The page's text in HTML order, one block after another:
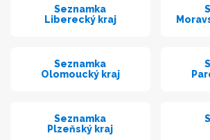
Seznamka
Liberecký kraj
Seznamka
Olomoucký kraj
Seznamka
Plzeňský kraj